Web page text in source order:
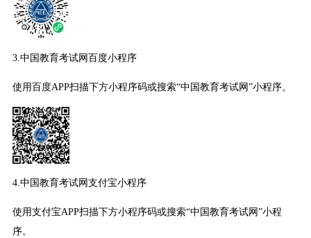
3.中国教育考试网百度小程序
使用百度APP扫描下方小程序码或搜索“中国教育考试网”小程序。
4.中国教育考试网支付宝小程序
使用支付宝APP扫描下方小程序码或搜索“中国教育考试网”小程
序。